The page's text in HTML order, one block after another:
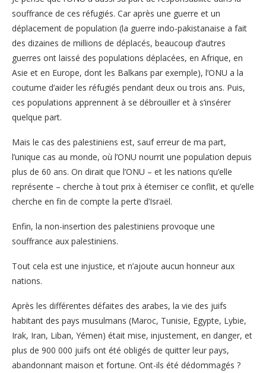
souffrance de ces réfugiés. Car après une guerre et un
déplacement de population (la guerre indo-pakistanaise a fait
des dizaines de millions de déplacés, beaucoup d’autres
guerres ont laissé des populations déplacées, en Afrique, en
Asie et en Europe, dont les Balkans par exemple), l’ONU a la
coutume d’aider les réfugiés pendant deux ou trois ans. Puis,
ces populations apprennent à se débrouiller et à s’insérer
quelque part.
Mais le cas des palestiniens est, sauf erreur de ma part,
l’unique cas au monde, où l’ONU nourrit une population depuis
plus de 60 ans. On dirait que l’ONU – et les nations qu’elle
représente – cherche à tout prix à éterniser ce conflit, et qu’elle
cherche en fin de compte la perte d’Israël.
Enfin, la non-insertion des palestiniens provoque une
souffrance aux palestiniens.
Tout cela est une injustice, et n’ajoute aucun honneur aux
nations.
Après les différentes défaites des arabes, la vie des juifs
habitant des pays musulmans (Maroc, Tunisie, Egypte, Lybie,
Irak, Iran, Liban, Yémen) était mise, injustement, en danger, et
plus de 900 000 juifs ont été obligés de quitter leur pays,
abandonnant maison et fortune. Ont-ils été dédommagés ?